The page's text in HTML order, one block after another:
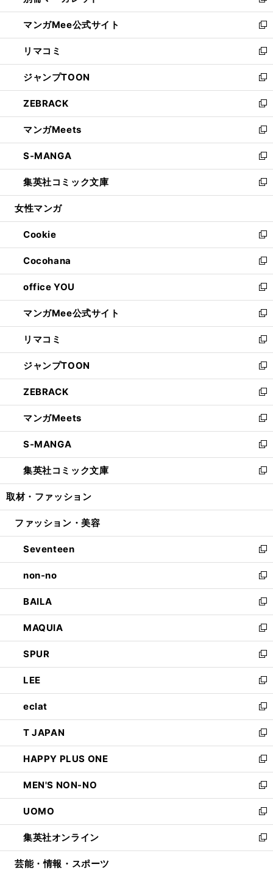
開
く
ン
ド
ウ
で
開
く
ウ
ィ
ン
ド
ウ
で
開
く
し
い
ウ
ィ
ン
ド
ウ
で
開
く
マンガMee公式サイト
新
し
い
ウ
ィ
ン
ド
ウ
で
開
く
リマコミ
新
し
い
ウ
ィ
ン
ド
ウ
で
開
く
ジャンプTOON
新
し
い
ウ
ィ
ン
ド
ウ
で
開
ZEBRACK
新
し
い
ウ
ィ
ン
ド
ウ
開
く
マンガMeets
新
し
い
ウ
ィ
ン
ウ
で
開
く
S-MANGA
新
し
い
ウ
ン
ド
ウ
で
開
く
集英社コミック文庫
新
し
ウ
ィ
ン
ド
ウ
で
開
く
女性マンガ
Cookie
新
し
い
ウ
ィ
ン
ド
ウ
で
開
く
Cocohana
新
し
い
ウ
ィ
ン
ド
ウ
で
開
く
office YOU
新
し
い
ウ
ィ
ン
ド
ウ
で
開
く
マンガMee公式サイト
新
し
い
ウ
ィ
ン
ド
ウ
で
開
く
リマコミ
新
し
い
ウ
ィ
ン
ド
ウ
で
開
く
ジャンプTOON
新
し
い
ウ
ィ
ン
ド
ウ
で
開
ZEBRACK
新
し
い
ウ
ィ
ン
ド
ウ
開
マンガMeets
新
し
い
ウ
ィ
ン
ウ
開
く
S-MANGA
新
し
い
ウ
ン
ウ
で
開
く
集英社コミック文庫
新
し
ウ
ン
ド
ウ
で
開
く
取材・ファッション
ファッション・美容
Seventeen
新
し
い
ウ
ィ
ン
ド
ウ
で
開
く
non-no
新
し
い
ウ
ィ
ン
ド
ウ
で
開
く
BAILA
新
し
い
ウ
ィ
ン
ド
ウ
で
開
く
MAQUIA
新
し
い
ウ
ィ
ン
ド
ウ
で
開
く
SPUR
新
し
い
ウ
ィ
ン
ド
ウ
で
開
く
LEE
新
し
い
ウ
ィ
ン
ド
ウ
で
開
く
eclat
新
し
い
ウ
ィ
ン
ド
ウ
で
開
く
T JAPAN
新
し
い
ウ
ィ
ン
ド
ウ
で
開
HAPPY PLUS ONE
新
し
い
ウ
ィ
ン
ド
ウ
MEN'S NON-NO
新
し
い
ウ
ィ
ン
UOMO
新
し
い
ウ
集英社オンライン
新
し
芸能・情報・スポーツ